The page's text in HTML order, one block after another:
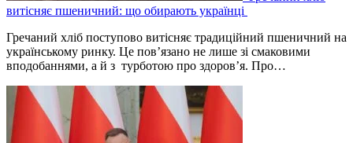
витісняє пшеничний: що обирають українці
Гречаний хліб поступово витісняє традиційний пшеничний на
українському ринку. Це пов’язано не лише зі смаковими
вподобаннями, а й з турботою про здоров’я. Про…